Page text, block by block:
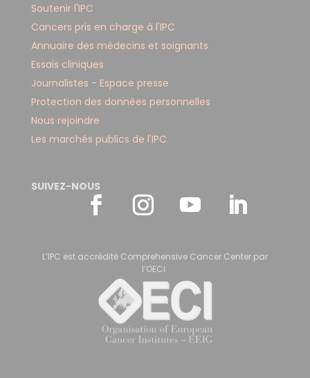
Soutenir l'IPC
Cancers pris en charge à l'IPC
Annuaire des médecins et soignants
Essais cliniques
Journalistes - Espace presse
Protection des données personnelles
Nous rejoindre
Les marchés publics de l'IPC
SUIVEZ-NOUS
L’IPC est accrédité Comprehensive Cancer Center par
l’OECI.